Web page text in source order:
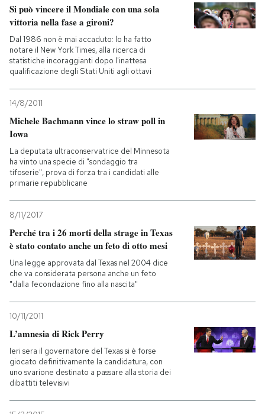
Si può vincere il Mondiale con una sola
vittoria nella fase a gironi?
Dal 1986 non è mai accaduto: lo ha fatto
notare il New York Times, alla ricerca di
statistiche incoraggianti dopo l'inattesa
qualificazione degli Stati Uniti agli ottavi
14/8/2011
Michele Bachmann vince lo straw poll in
Iowa
La deputata ultraconservatrice del Minnesota
ha vinto una specie di "sondaggio tra
tifoserie", prova di forza tra i candidati alle
primarie repubblicane
8/11/2017
Perché tra i 26 morti della strage in Texas
è stato contato anche un feto di otto mesi
Una legge approvata dal Texas nel 2004 dice
che va considerata persona anche un feto
"dalla fecondazione fino alla nascita"
10/11/2011
L’amnesia di Rick Perry
Ieri sera il governatore del Texas si è forse
giocato definitivamente la candidatura, con
uno svarione destinato a passare alla storia dei
dibattiti televisivi